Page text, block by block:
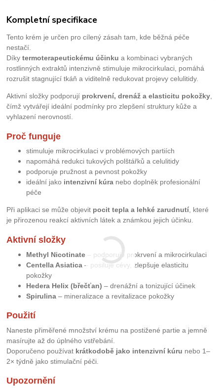
Kompletní specifikace
Tento krém je určen pro cílený zásah tam, kde běžná péče
nestačí.
Díkytermoterapeutickému účinku a kombinaci vybraných
rostlinných extraktů intenzivně stimuluje mikrocirkulaci, pomáhá
rozrušit stagnující tkáň a viditelně redukovat projevy celulitidy.
Aktivní složky podporují prokrvení, drenáž a elasticitu pokožky
čímž vytvářejí ideální podmínky pro zlepšení struktury kůže a
vyhlazení nerovností.
Proč funguje
stimuluje mikrocirkulaci v problémových partiích
napomáhá redukci tukových polštářků a celulitidy
podporuje pružnost a pevnost pokožky
ideální jako intenzivní kúra nebo doplněk profesionální
péče
Při aplikaci se může objevit pocit tepla a lehké zarudnutí, které
je přirozenou reakcí aktivních látek a známkou jejich účinku.
Aktivní složky
Methyl Nicotinate – podporuje prokrvení a mikrocirkulaci
Centella Asiatica – posiluje cévy, zlepšuje elasticitu
pokožky
Hedera Helix (břečťan) – drenážní a tonizující účinek
Spirulina – mineralizace a revitalizace pokožky
Použití
Naneste přiměřené množství krému na postižené partie a jemně
masírujte až do úplného vstřebání.
Doporučeno používat krátkodobě jako intenzivní kúru nebo 1–
2× týdně jako stimulační péči.
Upozornění